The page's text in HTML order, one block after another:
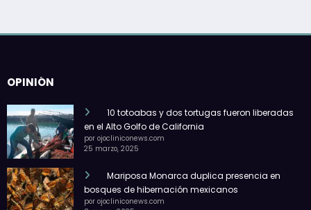
OPINIÓN
10 totoabas y dos tortugas fueron liberadas
en el Alto Golfo de California
por ojocliniconews.com
25 marzo, 2025
Mariposa Monarca duplica presencia en
bosques de hibernación mexicanos
por ojocliniconews.com